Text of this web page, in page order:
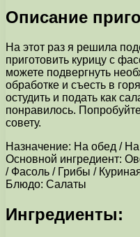
Описание
На этот раз я решила
приготовить курицу с
можете подвергнуть
обработке и съесть в
остудить и подать как
понравилось.
совету.
Назначение: На обед /
Основной ингредиент:
/ Фасоль / Грибы /
Блюдо: Салаты
Ингредиенты: